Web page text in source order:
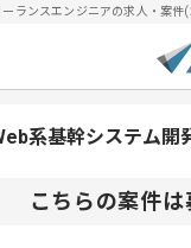
ーランスエンジニアの求人・案
系基幹システム
こちらの案件